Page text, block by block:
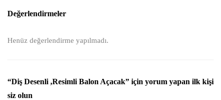
Değerlendirmeler
Henüz değerlendirme yapılmadı.
“Diş Desenli ,Resimli Balon Açacak” için yorum yapan ilk kişi
siz olun